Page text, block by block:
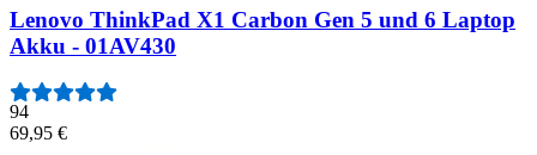
Lenovo ThinkPad X1 Carbon Gen 5 und 6 Laptop
Akku - 01AV430
94
69,95 €